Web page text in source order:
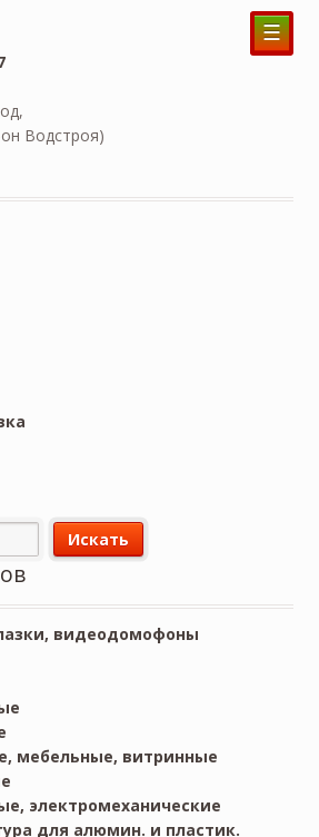
☰
Водстроя)
видеодомофоны
мебельные, витринные
электромеханические
для алюмин. и пластик.